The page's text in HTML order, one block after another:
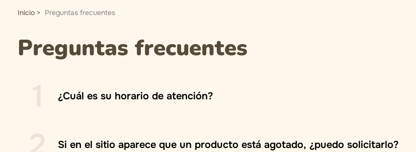
Inicio Preguntas frecuentes
Preguntas frecuentes
¿Cuál es su horario de atención?
Si en el sitio aparece que un producto está agotado, ¿puedo solicitarlo?